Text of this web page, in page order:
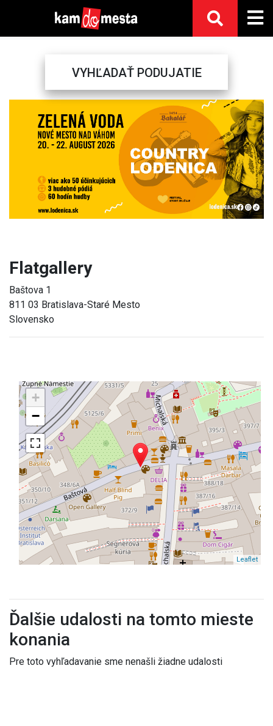
VYHĽADAŤ PODUJATIE
Next
Flatgallery
Baštova 1
811 03 Bratislava-Staré Mesto
Slovensko
+
−
Leaflet
Ďalšie udalosti na tomto mieste
konania
Pre toto vyhľadavanie sme nenašli žiadne udalosti